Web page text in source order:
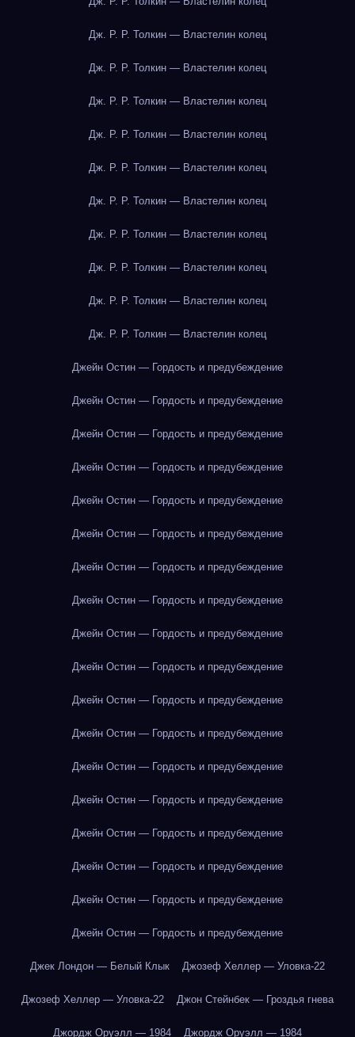
Дж. Р. Р. Толкин — Властелин колец
Дж. Р. Р. Толкин — Властелин колец
Дж. Р. Р. Толкин — Властелин колец
Дж. Р. Р. Толкин — Властелин колец
Дж. Р. Р. Толкин — Властелин колец
Дж. Р. Р. Толкин — Властелин колец
Дж. Р. Р. Толкин — Властелин колец
Дж. Р. Р. Толкин — Властелин колец
Дж. Р. Р. Толкин — Властелин колец
Дж. Р. Р. Толкин — Властелин колец
Джейн Остин — Гордость и предубеждение
Джейн Остин — Гордость и предубеждение
Джейн Остин — Гордость и предубеждение
Джейн Остин — Гордость и предубеждение
Джейн Остин — Гордость и предубеждение
Джейн Остин — Гордость и предубеждение
Джейн Остин — Гордость и предубеждение
Джейн Остин — Гордость и предубеждение
Джейн Остин — Гордость и предубеждение
Джейн Остин — Гордость и предубеждение
Джейн Остин — Гордость и предубеждение
Джейн Остин — Гордость и предубеждение
Джейн Остин — Гордость и предубеждение
Джейн Остин — Гордость и предубеждение
Джейн Остин — Гордость и предубеждение
Джейн Остин — Гордость и предубеждение
Джейн Остин — Гордость и предубеждение
Джейн Остин — Гордость и предубеждение
Джек Лондон — Белый Клык Джозеф Хеллер — Уловка-22
Джозеф Хеллер — Уловка-22 Джон Стейнбек — Гроздья гнева
Джордж Оруэлл — 1984 Джордж Оруэлл — 1984